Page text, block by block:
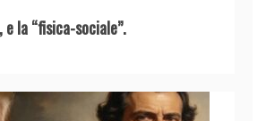
e la “fisica-sociale”.